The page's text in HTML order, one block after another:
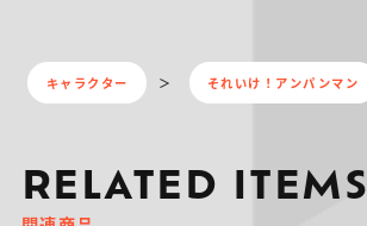
キャラクター それいけ！アンパンマン
RELATED ITEMS